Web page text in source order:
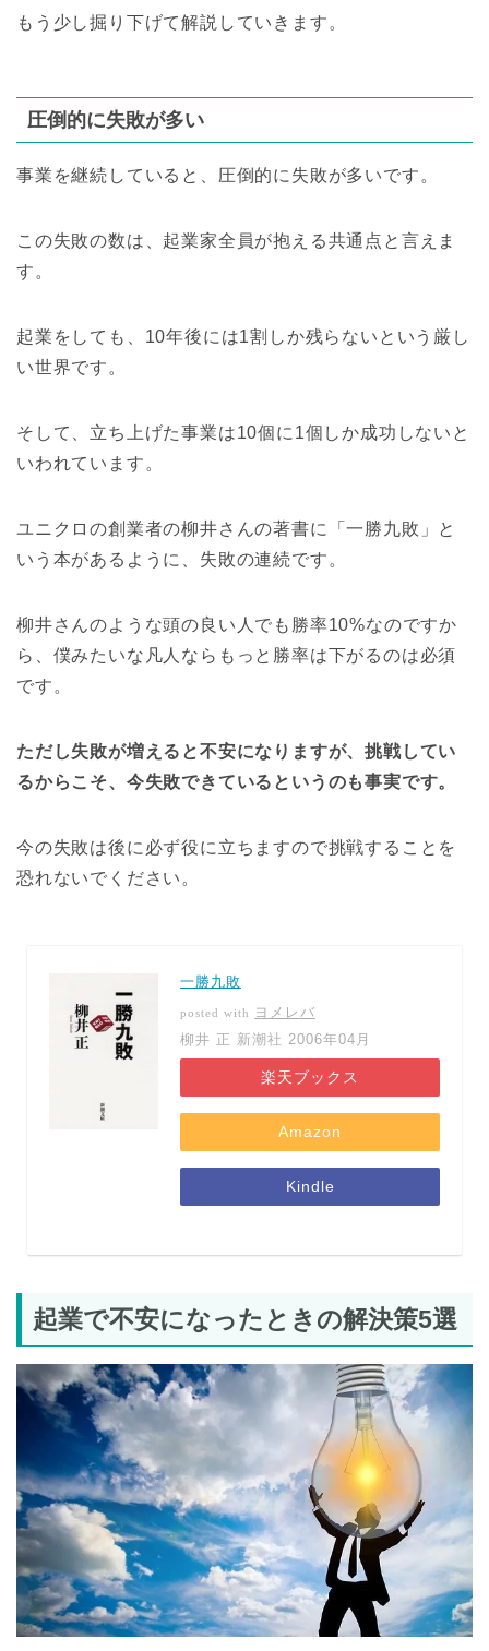
もう少し掘り下げて解説していきます。
圧倒的に失敗が多い
事業を継続していると、圧倒的に失敗が多いです。
この失敗の数は、起業家全員が抱える共通点と言えま
す。
起業をしても、10年後には1割しか残らないという厳し
い世界です。
そして、立ち上げた事業は10個に1個しか成功しないと
いわれています。
ユニクロの創業者の柳井さんの著書に「一勝九敗」と
いう本があるように、失敗の連続です。
柳井さんのような頭の良い人でも勝率10%なのですか
ら、僕みたいな凡人ならもっと勝率は下がるのは必須
です。
ただし失敗が増えると不安になりますが、挑戦してい
るからこそ、今失敗できているというのも事実です。
今の失敗は後に必ず役に立ちますので挑戦することを
恐れないでください。
一勝九敗
posted with
ヨメレバ
柳井 正 新潮社 2006年04月
楽天ブックス
Amazon
Kindle
起業で不安になったときの解決策5選